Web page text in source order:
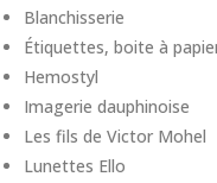
Blanchisserie
Étiquettes, boite à
Hemostyl
Imagerie dauphinoise
Les fils de Victor Mohel
Lunettes Ello